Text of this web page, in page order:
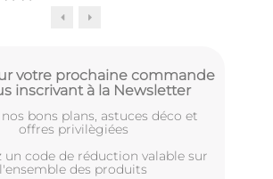
votre prochaine commande
inscrivant à la Newsletter
nos bons plans, astuces déco et
offres privilègiées
un code de réduction valable sur
l'ensemble des produits